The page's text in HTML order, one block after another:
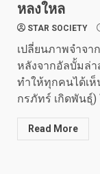
หลงใหล
STAR SOCIETY
เปลี่ยนภาพจำจ
หลังจากอัลบั้มล่า
ทำให้ทุกคนได้เห็
กรภัทร์ เกิดพันธุ์)
Read More